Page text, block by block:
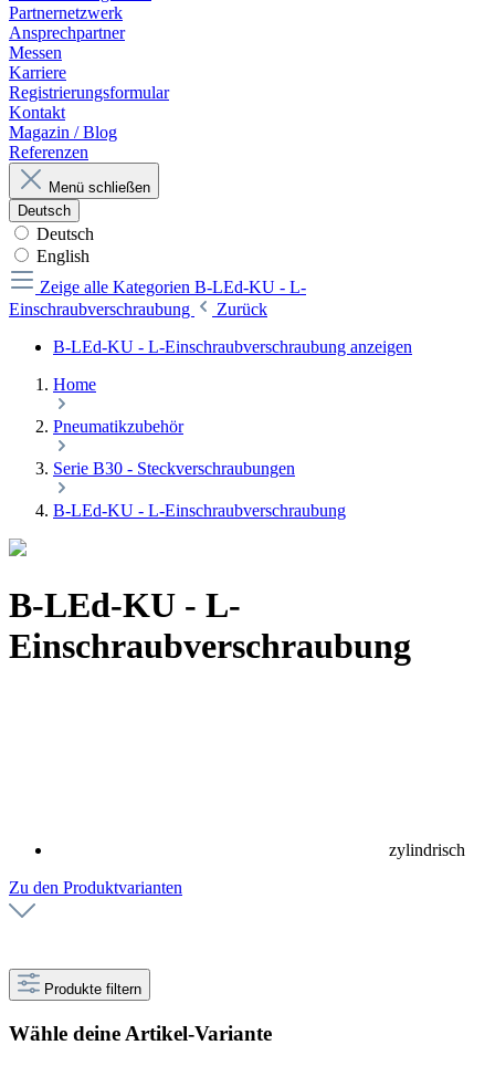
Partnernetzwerk
Ansprechpartner
Messen
Karriere
Registrierungsformular
Kontakt
Magazin / Blog
Referenzen
Menü schließen
Deutsch
Deutsch
English
Zeige alle Kategorien B-LEd-KU - L-
Einschraubverschraubung
Zurück
B-LEd-KU - L-Einschraubverschraubung anzeigen
Home
Pneumatikzubehör
Serie B30 - Steckverschraubungen
B-LEd-KU - L-Einschraubverschraubung
B-LEd-KU - L-
Einschraubverschraubung
zylindrisch
Zu den Produktvarianten
Produkte filtern
Wähle deine Artikel-Variante